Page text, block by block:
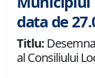
data de
Titlu:
al Consiliului